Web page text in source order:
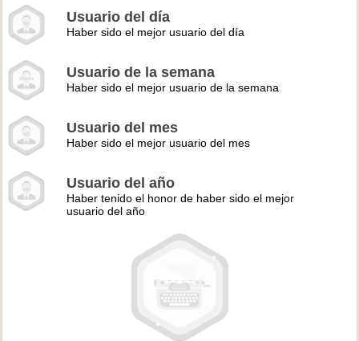
Usuario del día
Haber sido el mejor usuario del día
Usuario de la semana
Haber sido el mejor usuario de la semana
Usuario del mes
Haber sido el mejor usuario del mes
Usuario del año
Haber tenido el honor de haber sido el mejor
usuario del año